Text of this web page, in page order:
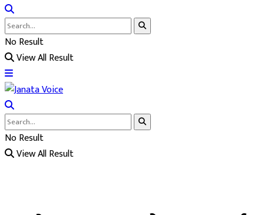
No Result
View All Result
No Result
View All Result